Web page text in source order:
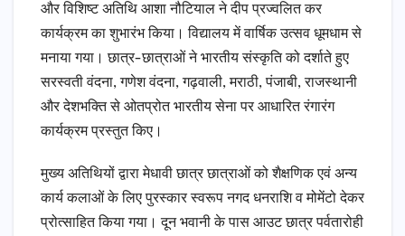
और विशिष्ट अतिथि आशा नौटियाल ने दीप प्रज्वलित कर
कार्यक्रम का शुभारंभ किया। विद्यालय में वार्षिक उत्सव धूमधाम से
मनाया गया। छात्र-छात्राओं ने भारतीय संस्कृति को दर्शाते हुए
सरस्वती वंदना, गणेश वंदना, गढ़वाली, मराठी, पंजाबी, राजस्थानी
और देशभक्ति से ओतप्रोत भारतीय सेना पर आधारित रंगारंग
कार्यक्रम प्रस्तुत किए।
मुख्य अतिथियों द्वारा मेधावी छात्र छात्राओं को शैक्षणिक एवं अन्य
कार्य कलाओं के लिए पुरस्कार स्वरूप नगद धनराशि व मोमेंटो देकर
प्रोत्साहित किया गया। दून भवानी के पास आउट छात्र पर्वतारोही